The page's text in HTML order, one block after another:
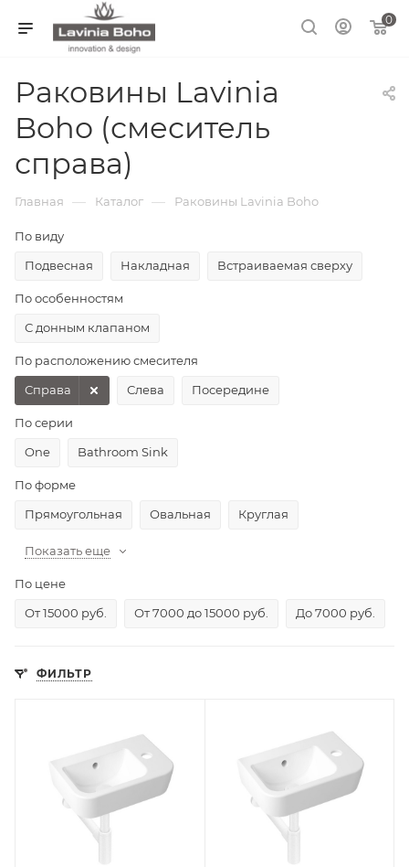
0
Раковины Lavinia
Boho (смеситель
справа)
Главная — Каталог — Раковины Lavinia Boho
По виду
Подвесная
Накладная Встраиваемая сверху
По особенностям
С донным клапаном
По расположению смесителя
Справа
Слева Посередине
По серии
One
Bathroom Sink
По форме
Прямоугольная
Овальная Круглая
Показать еще
По цене
От 15000 руб.
От 7000 до 15000 руб. До 7000 руб.
ФИЛЬТР